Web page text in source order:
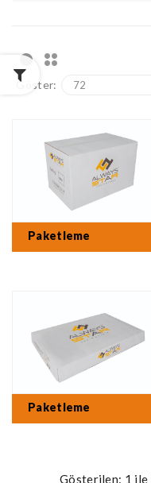
Göster:
Paketleme
Paketleme
Gösterilen: 1 ile